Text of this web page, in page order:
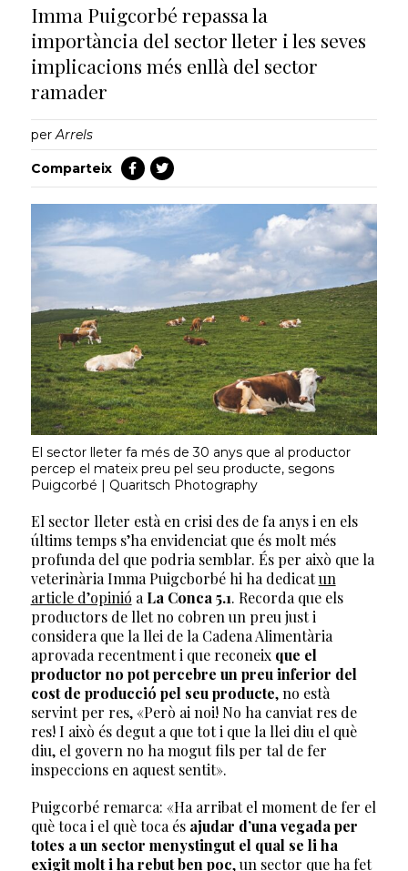
Imma Puigcorbé repassa la
importància del sector lleter i les seves
implicacions més enllà del sector
ramader
perArrels
Comparteix
El sector lleter fa més de 30 anys que al productor
percep el mateix preu pel seu producte, segons
Puigcorbé | Quaritsch Photography
El sector lleter està en crisi des de fa anys i en els
últims temps s’ha envidenciat que és molt més
profunda del que podria semblar. És per això que la
veterinària Imma Puigcborbé hi ha dedicatun
article d’opinió a La Conca 5.1. Recorda que els
productors de llet no cobren un preu just i
considera que la llei de la Cadena Alimentària
aprovada recentment i que reconeix que el
productor no pot percebre un preu inferior del
cost de producció pel seu producte, no està
servint per res, «Però ai noi! No ha canviat res de
res! I això és degut a que tot i que la llei diu el què
diu, el govern no ha mogut fils per tal de fer
inspeccions en aquest sentit».
Puigcorbé remarca: «Ha arribat el moment de fer el
què toca i el què toca és ajudar d’una vegada per
totes a un sector menystingut el qual se li ha
exigit molt i ha rebut ben poc, un sector que ha fet